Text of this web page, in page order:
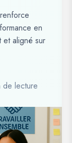
en
et aligné sur
de lecture